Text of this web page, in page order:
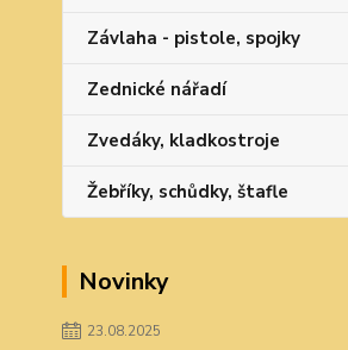
Závlaha - pistole, spojky
Zednické nářadí
Zvedáky, kladkostroje
Žebříky, schůdky, štafle
Novinky
23.08.2025